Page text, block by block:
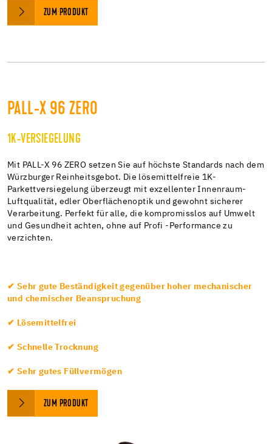
ZUM PRODUKT
PALL-X 96 ZERO
1K-VERSIEGELUNG
Mit PALL-X 96 ZERO setzen Sie auf höchste Standards nach dem
Würzburger Reinheitsgebot. Die lösemittelfreie 1K-
Parkettversiegelung überzeugt mit exzellenter Innenraum-
Luftqualität, edler Oberflächenoptik und gewohnt sicherer
Verarbeitung. Perfekt für alle, die kompromisslos auf Umwelt
und Gesundheit achten, ohne auf Profi -Performance zu
verzichten.
✔ Sehr gute Beständigkeit gegenüber hoher mechanischer
und chemischer Beanspruchung
✔ Lösemittelfrei
✔ Schnelle Trocknung
✔ Sehr gutes Füllvermögen
ZUM PRODUKT